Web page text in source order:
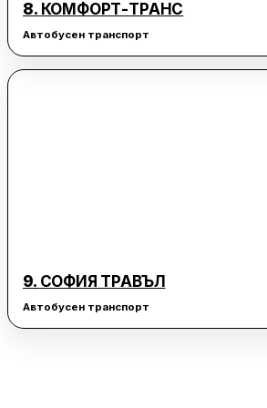
8. КОМФОРТ-ТРАНС
Автобусен транспорт
9. СОФИЯ ТРАВЪЛ
Автобусен транспорт